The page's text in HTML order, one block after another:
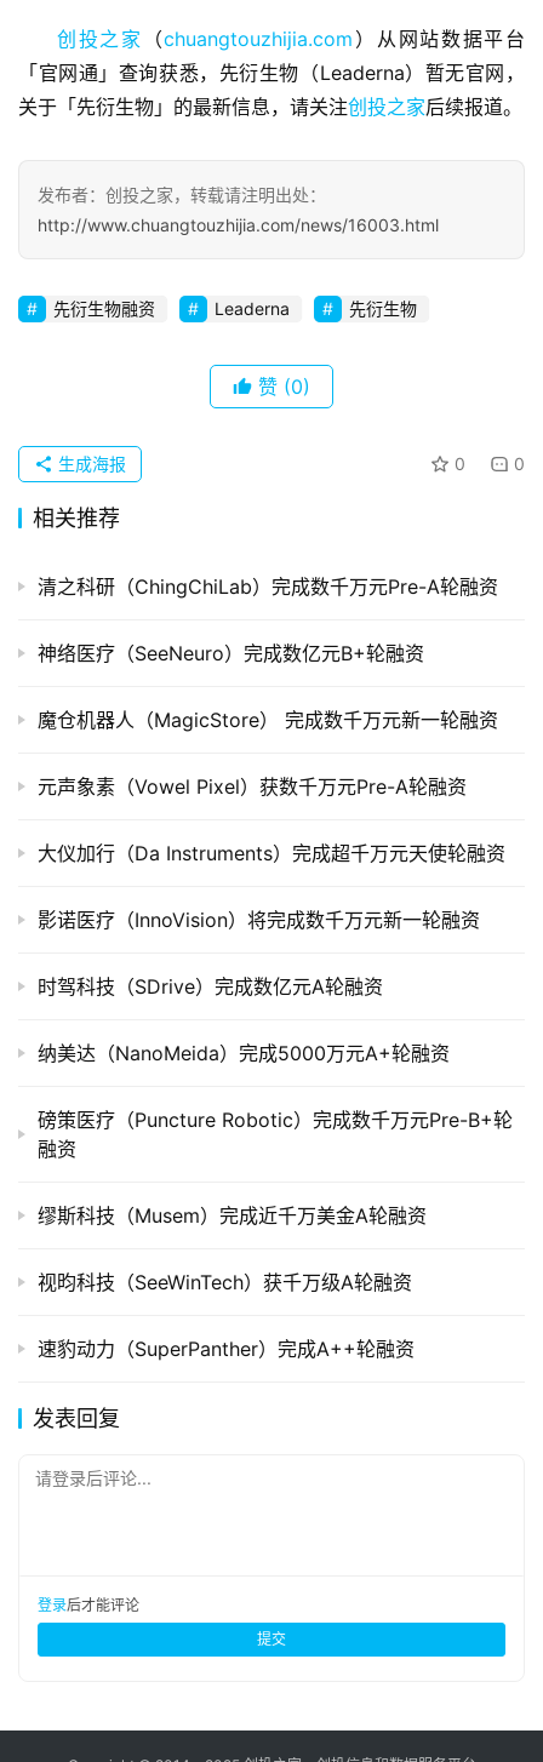
业
观
初
创
企
业
布
并
重
组
公
上
投
据
创
院
登录
投稿
创投之家 （chuangtouzhijia.com ）从网站数据平台
「官网通」查询获悉，先衍生物（Leaderna）暂无官网，
关于「先衍生物」的最新信息，请关注创投之家后续报道。
发布者：创投之家，转载请注明出处：
http://www.chuangtouzhijia.com/news/16003.html
先衍生物融资 Leaderna 先衍生物
赞 (0)
0 0
生成海报
相关推荐
清之科研（ChingChiLab）完成数千万元Pre-A轮融资
神络医疗（SeeNeuro）完成数亿元B+轮融资
魔仓机器人（MagicStore） 完成数千万元新一轮融资
元声象素（Vowel Pixel）获数千万元Pre-A轮融资
大仪加行（Da Instruments）完成超千万元天使轮融资
影诺医疗（InnoVision）将完成数千万元新一轮融资
时驾科技（SDrive）完成数亿元A轮融资
纳美达（NanoMeida）完成5000万元A+轮融资
磅策医疗（Puncture Robotic）完成数千万元Pre-B+轮
融资
缪斯科技（Musem）完成近千万美金A轮融资
视昀科技（SeeWinTech）获千万级A轮融资
速豹动力（SuperPanther）完成A++轮融资
发表回复
请登录后评论...
登录后才能评论
提交